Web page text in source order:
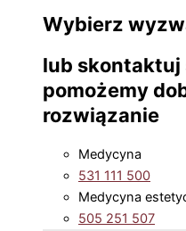
Wybierz
lub
pomożemy
rozwiązanie
Medycyna
531 111 500
Medycyna
505 251 507